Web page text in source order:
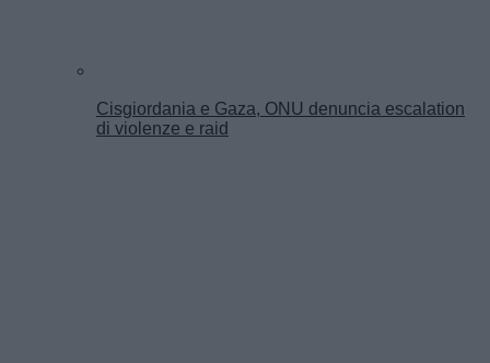
Cisgiordania e Gaza, ONU denuncia escalation
di violenze e raid